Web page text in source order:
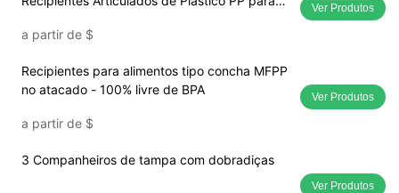
a partir de $
Ver Produtos
Recipientes para alimentos tipo concha MFPP
no atacado - 100% livre de BPA
a partir de $
Ver Produtos
3 Companheiros de tampa com dobradiças
Ver Produtos